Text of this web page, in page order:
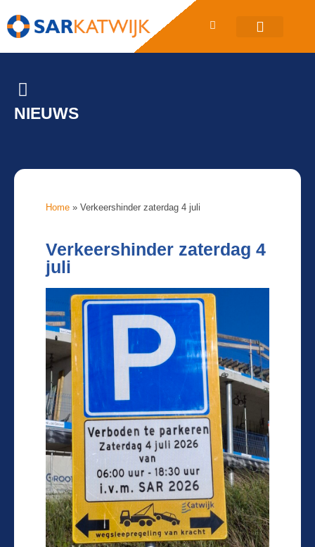
NIEUWS
Home » Verkeershinder zaterdag 4 juli
Verkeershinder zaterdag 4
juli